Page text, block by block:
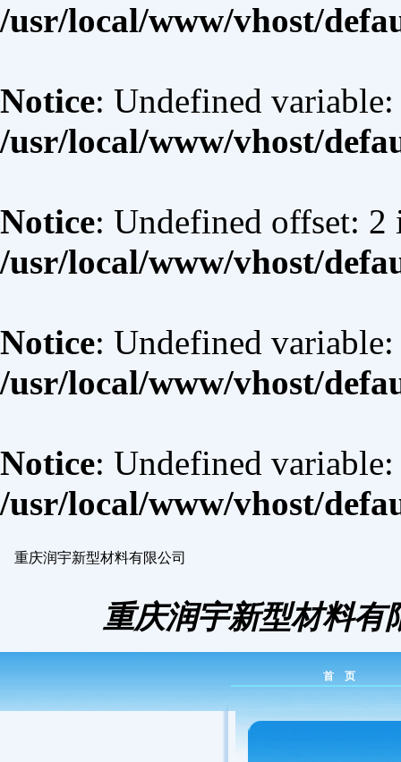
/usr/local/www/vhost/
Notice: Undefined
/usr/local/www/vhost/
Notice: Undefined offset: 2
/usr/local/www/vhost/
Notice: Undefined
/usr/local/www/vhost/
Notice: Undefined
/usr/local/www/vhost/
重庆润宇新型材料有限公司
重庆润宇新型材料有
首 页